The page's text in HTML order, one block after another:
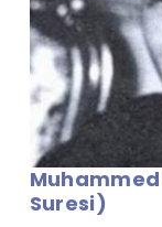
Muhammed
Suresi)